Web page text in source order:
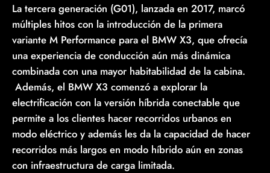
La tercera generación (G01), lanzada en 2017, marcó
múltiples hitos con la introducción de la primera
variante M Performance para el BMW X3, que ofrecía
una experiencia de conducción aún más dinámica
combinada con una mayor habitabilidad de la cabina.
Además, el BMW X3 comenzó a explorar la
electrificación con la versión híbrida conectable que
permite a los clientes hacer recorridos urbanos en
modo eléctrico y además les da la capacidad de hacer
recorridos más largos en modo híbrido aún en zonas
con infraestructura de carga limitada.